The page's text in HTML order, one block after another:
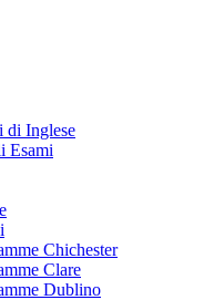
di Inglese
Esami
Chichester
Clare
Dublino